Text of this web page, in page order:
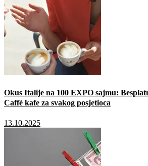
Okus Italije na 100 EXPO sajmu:
Caffé kafe za svakog posjetioca
13.10.2025